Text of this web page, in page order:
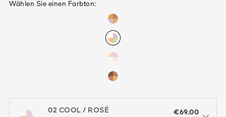
Wählen Sie einen Farbton:
02 COOL / ROSÉ
€69.00